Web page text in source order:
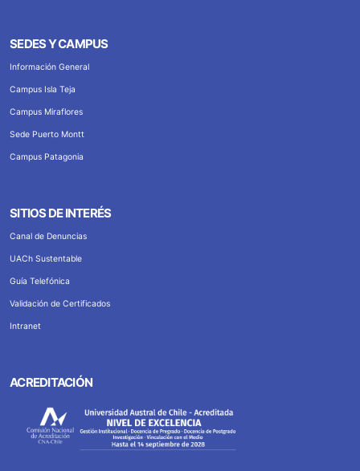
SEDES Y CAMPUS
Información General
Campus Isla Teja
Campus Miraflores
Sede Puerto Montt
Campus Patagonia
SITIOS DE INTERÉS
Canal de Denuncias
UACh Sustentable
Guía Telefónica
Validación de Certificados
Intranet
ACREDITACIÓN